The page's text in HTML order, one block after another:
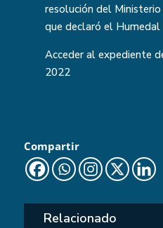
resolución del
que declaró el Humedal
Acceder al expediente
2022
Compartir
Relacionado